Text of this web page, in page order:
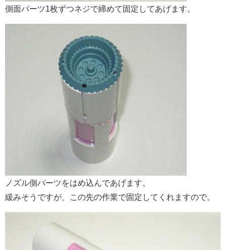
側面パーツ1枚ずつネジで締めて固定してあげます。
ノズル側パーツをはめ込んであげます。
緩みそうですが、この先の作業で固定してくれますので。